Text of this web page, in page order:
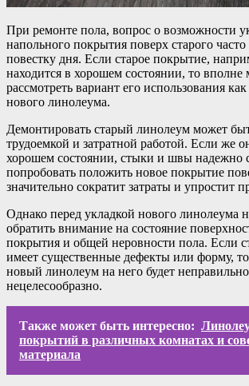
При ремонте пола, вопрос о возможности
напольного покрытия поверх старого часто
повестку дня. Если старое покрытие,
находится в хорошем состоянии, то
рассмотреть вариант его использования
нового линолеума.
Демонтировать старый линолеум может
трудоемкой и затратной работой. Если же
хорошем состоянии, стыки и швы надежно
попробовать положить новое покрытие
значительно сократит затраты и упростит
Однако перед укладкой нового линолеума
обратить внимание на состояние
покрытия и общей неровности пола. Если
имеет существенные дефекты или форму,
новый линолеум на него будет
нецелесообразно.
Также может быть интересно:
покрытий в различных комнатах и
материала